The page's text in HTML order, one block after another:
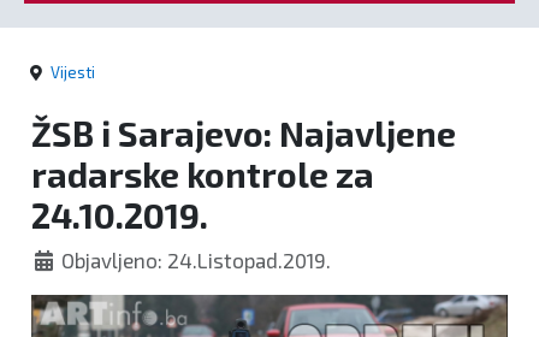
kronika
Politika
Zanimljivosti
Vijesti
ŽSB i Sarajevo: Najavljene
radarske kontrole za
24.10.2019.
Objavljeno: 24.Listopad.2019.